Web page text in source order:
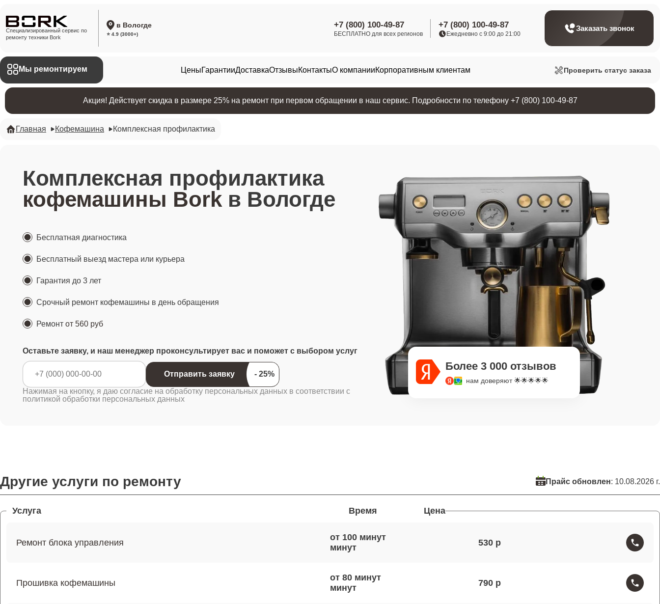
Специализированный сервис по
ремонту техники Bork
в Вологде
⭐ 4.9 (3000+)
+7 (800) 100-49-87
БЕСПЛАТНО для всех регионов
+7 (800) 100-49-87
Ежедневно с 9:00 до 21:00
Заказать звонок
Мы ремонтируем ЦеныГарантииДоставкаОтзывыКонтактыО компанииКорпоративным клиентам Проверить статус заказа
Акция! Действует скидка в размере 25% на ремонт при первом обращении в наш сервис. Подробности по телефону +7 (800) 100-49-87
Главная Кофемашина Комплексная профилактика
Комплексная профилактика
кофемашины Bork в Вологде
Бесплатная диагностика
Бесплатный выезд мастера или курьера
Гарантия до 3 лет
Срочный ремонт кофемашины в день обращения
Ремонт от 560 руб
Оставьте заявку, и наш менеджер проконсультирует вас и поможет с выбором услуг
Отправить заявку
Нажимая на кнопку, я даю согласие на обработку персональных данных в соответствии с
политикой обработки персональных данных
Более 3 000 отзывов
нам доверяют 🌟🌟🌟🌟🌟
Другие услуги по ремонту Прайс обновлен: 10.08.2026 г.
Услуга Время Цена
Ремонт блока управления
от 100 минут
530
Прошивка кофемашины
от 80 минут
790